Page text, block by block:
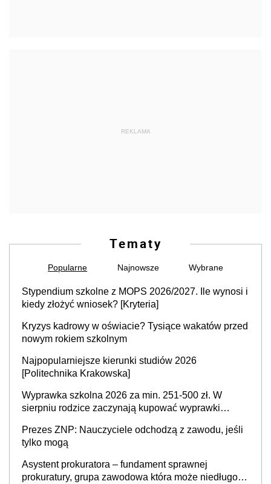
REKLAMA
Tematy
Popularne Najnowsze Wybrane
Stypendium szkolne z MOPS 2026/2027. Ile wynosi i
kiedy złożyć wniosek? [Kryteria]
Kryzys kadrowy w oświacie? Tysiące wakatów przed
nowym rokiem szkolnym
Najpopularniejsze kierunki studiów 2026
[Politechnika Krakowska]
Wyprawka szkolna 2026 za min. 251-500 zł. W
sierpniu rodzice zaczynają kupować wyprawki
ponad 1 tys. zł
Prezes ZNP: Nauczyciele odchodzą z zawodu, jeśli
tylko mogą
Asystent prokuratora – fundament sprawnej
prokuratury, grupa zawodowa która może niedługo